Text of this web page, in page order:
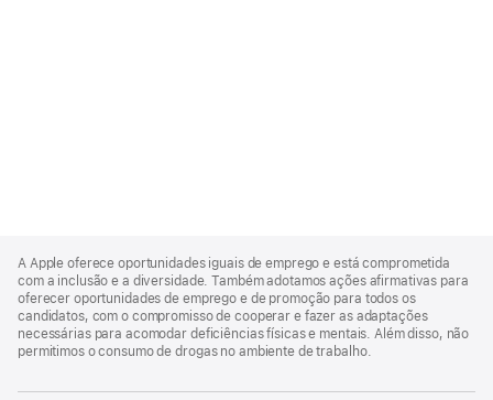
Footer
A Apple oferece oportunidades iguais de emprego e está comprometida
com a inclusão e a diversidade. Também adotamos ações afirmativas para
oferecer oportunidades de emprego e de promoção para todos os
candidatos, com o compromisso de cooperar e fazer as adaptações
necessárias para acomodar deficiências físicas e mentais. Além disso, não
permitimos o consumo de drogas no ambiente de trabalho.